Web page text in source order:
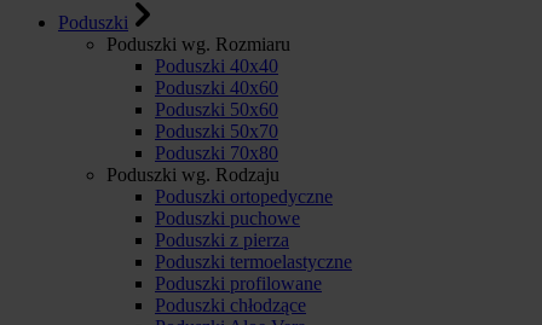
Poduszki
Poduszki wg. Rozmiaru
Poduszki 40x40
Poduszki 40x60
Poduszki 50x60
Poduszki 50x70
Poduszki 70x80
Poduszki wg. Rodzaju
Poduszki ortopedyczne
Poduszki puchowe
Poduszki z pierza
Poduszki termoelastyczne
Poduszki profilowane
Poduszki chłodzące